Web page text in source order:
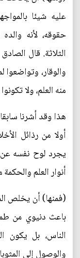
عليه شيئا
حقوقه، لأنه
الثلاثة. قال
والوقار، وتواضعوا
منه العلم، ولا
هذا وقد أشرنا
أولا من رذائل
يجرد لوح نفسه
أنوار العلم
(فمنها) أن يخلص
باعث دنيوي من
الناس، بل يكون
والوصول إلى